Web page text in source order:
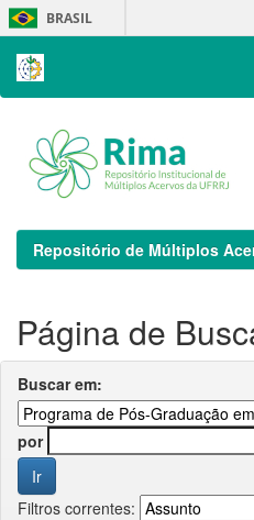
Skip
navigation
BRASIL
Repositório de Múltiplos
Página de
Buscar em:
por
Filtros correntes: